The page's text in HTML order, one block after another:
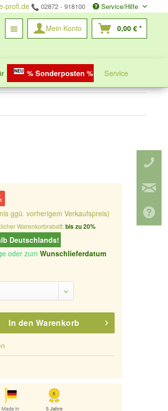
profi.de 02872 - 918100 Service/Hilfe
Mein Konto 0,00 € *
% Sonderposten % Service
ggü. vorherigem Verkaufspreis)
Warenkorbrabatt:bis zu 20%
Deutschlands!
oder zumWunschlieferdatum
In den Warenkorb